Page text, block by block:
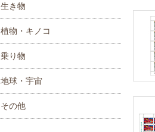
生き物
植物・キノコ
乗り物
地球・宇宙
その他